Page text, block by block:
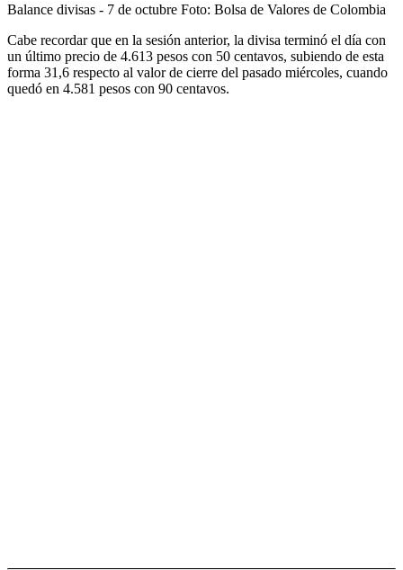
Balance divisas - 7 de octubre Foto: Bolsa de Valores de Colombia
Cabe recordar que en la sesión anterior, la divisa terminó el día con
un último precio de 4.613 pesos con 50 centavos, subiendo de esta
forma 31,6 respecto al valor de cierre del pasado miércoles, cuando
quedó en 4.581 pesos con 90 centavos.